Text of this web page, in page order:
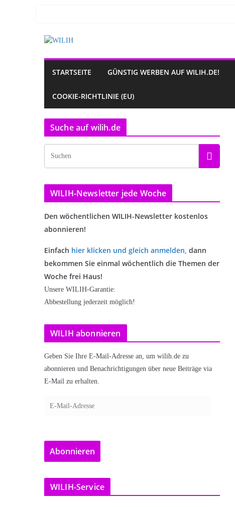
STARTSEITE GÜNSTIG WERBEN AUF WILIH.DE!
COOKIE-RICHTLINIE (EU)
Suche auf wilih.de
WILIH-Newsletter jede Woche
Den wöchentlichen WILIH-Newsletter kostenlos
abonnieren!
Einfach hier klicken und gleich anmelden, dann
bekommen Sie einmal wöchentlich die Themen der
Woche frei Haus!
Unsere WILIH-Garantie:
Abbestellung jederzeit möglich!
WILIH abonnieren
Geben Sie Ihre E-Mail-Adresse an, um wilih.de zu
abonnieren und Benachrichtigungen über neue Beiträge via
E-Mail zu erhalten.
a
l
-
Abonnieren
WILIH-Service